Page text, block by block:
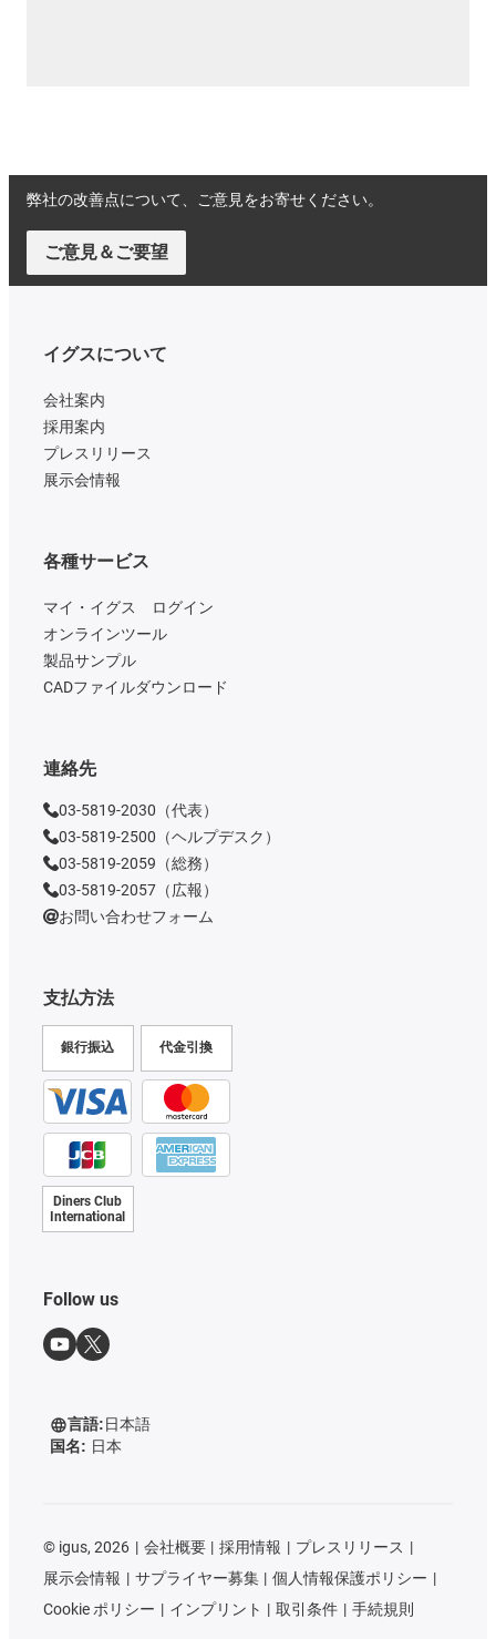
弊社の改善点について、ご意見をお寄せください。
ご意見＆ご要望
イグスについて
会社案内
採用案内
プレスリリース
展示会情報
支払方法
銀行振込 代金引換
Diners Club
International
各種サービス
マイ・イグス ログイン
オンラインツール
製品サンプル
CADファイルダウンロード
連絡先
03-5819-2030（代表）
03-5819-2500（ヘルプデスク）
03-5819-2059（総務）
03-5819-2057（広報）
お問い合わせフォーム
Follow us
言語:日本語
国名: 日本
© igus, 2026 会社概要 採用情報
プレスリリース
展示会情報
サプライヤー募集
個人情報保護ポリシー
Cookie ポリシー
インプリント 取引条件 手続規則